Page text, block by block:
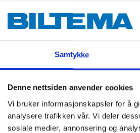
Samtykke
Denne nettsiden anvender cookies
Vi bruker informasjonskapsler for å
analysere trafikken vår. Vi deler
sosiale medier, annonsering og